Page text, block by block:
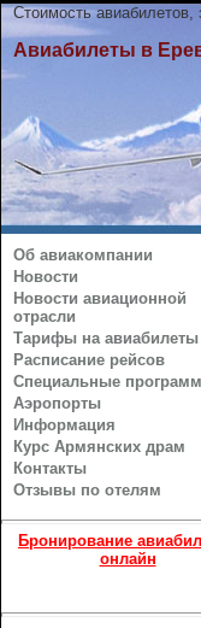
Стоимость
Авиабилеты в
Об авиакомпании
Новости
Новости авиационной
отрасли
Тарифы на авиабилеты
Расписание рейсов
Специальные
Аэропорты
Информация
Курс Армянских драм
Контакты
Отзывы по отелям
Бронирование
онлайн